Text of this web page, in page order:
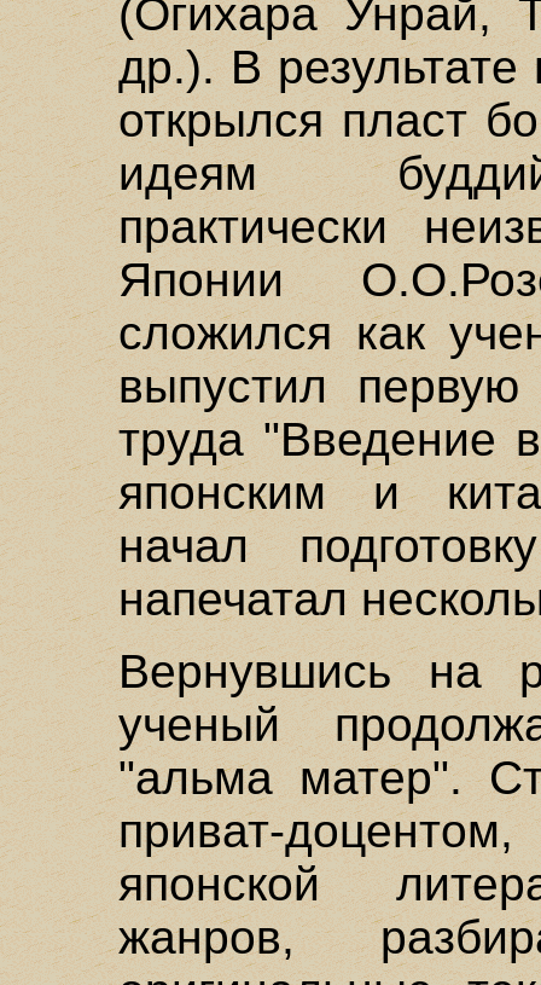
(Огихара Унрай,
др.). В
открылся пласт
идеям
практически
Японии
сложился как
выпустил первую
труда "Введение
японским и
начал
напечатал
Вернувшись на
ученый
"альма матер".
приват-
японской
жанров,